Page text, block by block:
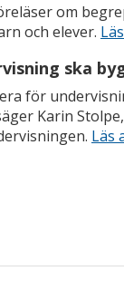
om
och elever.
ska
för
Karin
Läs